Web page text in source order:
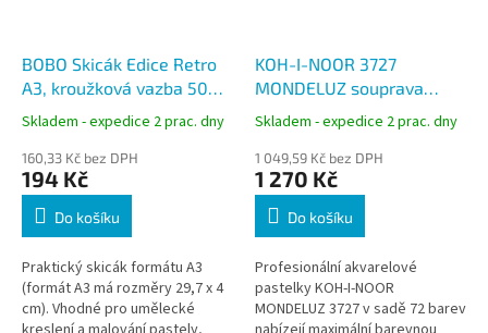
BOBO Skicák Edice Retro
A3, kroužková vazba 50
listů
Skladem - expedice 2 prac. dny
160,33 Kč bez DPH
194 Kč
Do košíku
Praktický skicák formátu A3
(formát A3 má rozměry 29,7 x 4
cm). Vhodné pro umělecké
KOH-I-NOOR 3727
MONDELUZ souprava
akvarelových pastelek, 72
barev, kovová kazeta
Skladem - expedice 2 prac. dny
1 049,59 Kč bez DPH
1 270 Kč
Do košíku
Profesionální akvarelové
pastelky KOH-I-NOOR
MONDELUZ 3727 v sadě 72 barev